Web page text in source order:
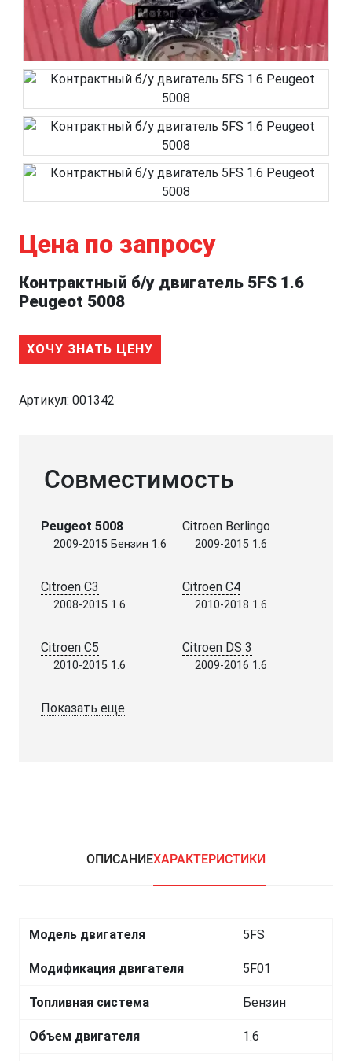
Цена по запросу
Контрактный б/у двигатель 5FS 1.6
Peugeot 5008
ХОЧУ ЗНАТЬ ЦЕНУ
Артикул: 001342
Совместимость
Peugeot 5008
2009-2015 Бензин 1.6
Citroen Berlingo
2009-2015 1.6
Citroen C3
2008-2015 1.6
Citroen C4
2010-2018 1.6
Citroen C5
2010-2015 1.6
Citroen DS 3
2009-2016 1.6
Показать еще
ОПИСАНИЕХАРАКТЕРИСТИКИ
Модель двигателя 5FS
Модификация двигателя 5F01
Топливная система Бензин
Объем двигателя 1.6